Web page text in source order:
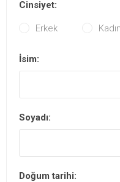
Cinsiyet:
Erkek Kadın
İsim:
Soyadı:
Doğum tarihi: